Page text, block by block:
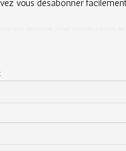
vous désabonner